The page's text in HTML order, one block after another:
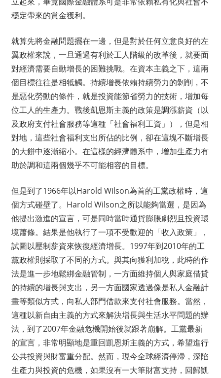
穩定帶來的賞金獲利。
就算先將金融問題擺在一邊，但是對於任何立意良好的左
翼政權來說，一旦通過有利於工人階級的改革後，就要面
對經濟需要自動增長的困難挑戰。在資本主義之下，這兩
個目標往往是相牴觸。持續增長依賴持續勞力的剝削，不
是惡化勞動的條件，就是投資能節省勞力的技術，增加每
位工人的生產力。戰後凱恩斯主義的政策是調漲薪資（以
及政府支付社會服務等這種「社會福利工資」），但是相
對地，這些社會福利支出所佔的比例，卻在這塊不斷增長
的大餅中逐漸縮小。在這樣的經濟體系中，增加生產力有
助於調和這兩個幾乎不可能相容的目標。
但是到了1966年以Harold Wilson為首的工黨政權時，這
個方式碰壁了。Harold Wilson之所以能夠當選，是因為
他提出激進的宣言，可是同時當時通貨膨脹劇烈且投資環
境蕭條。結果是他執行了一項不受歡迎的「收入政策」，
試圖以壓制薪資來恢復經濟增長。1997年到2010年的工
黨政權則採取了不同的方式。與其向獲利加稅，此時的作
法是進一步地鬆綁金融管制，一方面維持個人與家庭借貸
的持續的增長與支出，另一方面國家透過像是私人金融計
畫等類似方式，向私人部門借款來支付社會服務。當然，
這種以新自由主義的方式來解決增長與生活水平問題的辦
法，到了2007年金融危機開始後就跟著崩解。工黨最新
的宣言，非常明顯地是重回凱恩斯主義的方式，希望進行
公共投資與財富重分配。然而，現今全球經濟停滯，深陷
生產力與投資的危機，如果沒有一大筆財富支持，回歸凱